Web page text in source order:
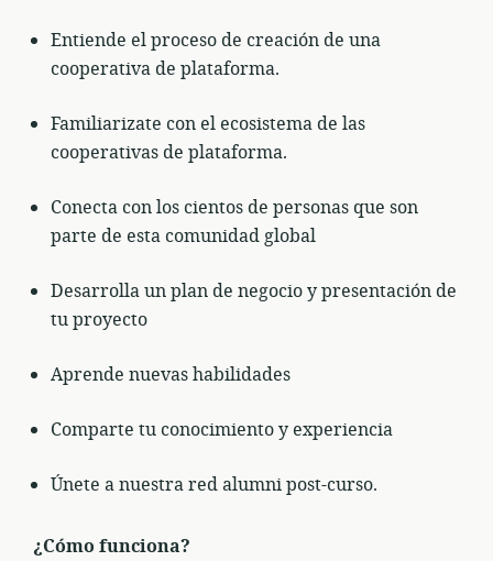
Entiende el proceso de creación de una
cooperativa de plataforma.
Familiarizate con el ecosistema de las
cooperativas de plataforma.
Conecta con los cientos de personas que son
parte de esta comunidad global
Desarrolla un plan de negocio y presentación de
tu proyecto
Aprende nuevas habilidades
Comparte tu conocimiento y experiencia
Únete a nuestra red alumni post-curso.
¿Cómo funciona?